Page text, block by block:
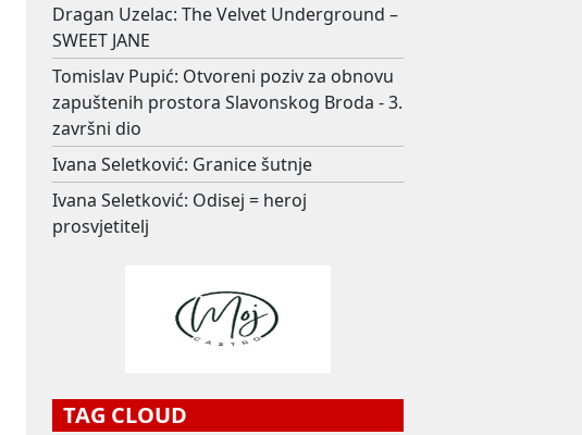
Dragan Uzelac: The Velvet Underground –
SWEET JANE
Tomislav Pupić: Otvoreni poziv za obnovu
zapuštenih prostora Slavonskog Broda - 3.
završni dio
Ivana Seletković: Granice šutnje
Ivana Seletković: Odisej = heroj
prosvjetitelj
TAG CLOUD